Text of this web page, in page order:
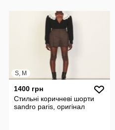
S, M
1400 грн
Стильні коричневі шорти
sandro paris, оригінал